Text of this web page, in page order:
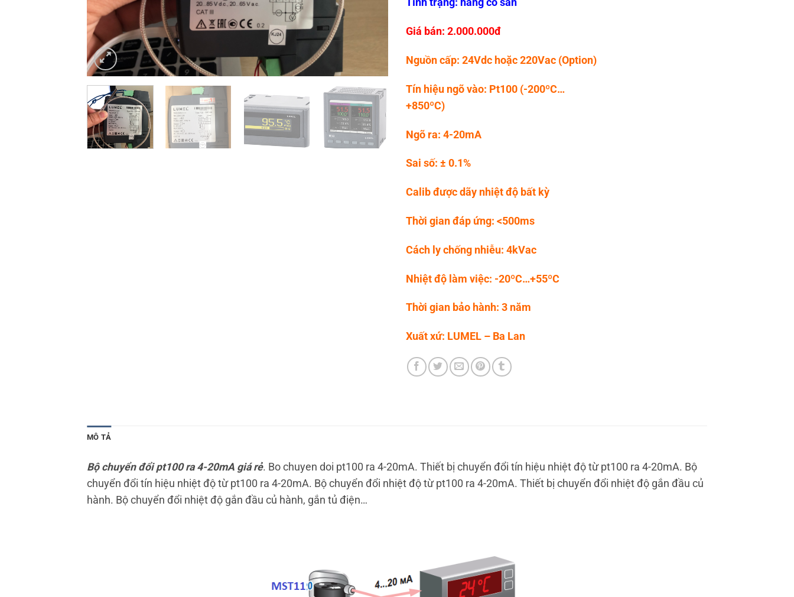
Tình trạng: hàng có sẵn
Giá bán: 2.000.000đ
Nguồn cấp: 24Vdc hoặc 220Vac (Option)
Tín hiệu ngõ vào: Pt100 (-200ºC…
+850ºC)
Ngõ ra: 4-20mA
Sai số: ± 0.1%
Calib được dãy nhiệt độ bất kỳ
Thời gian đáp ứng: <500ms
Cách ly chống nhiễu: 4kVac
Nhiệt độ làm việc: -20ºC…+55ºC
Thời gian bảo hành: 3 năm
Xuất xứ: LUMEL – Ba Lan
MÔ TẢ
Bộ chuyển đổi pt100 ra 4-20mA giá rẻ. Bo chuyen doi pt100 ra 4-20mA. Thiết bị chuyển đổi tín hiệu nhiệt độ từ pt100 ra 4-20mA. Bộ
chuyển đổi tín hiệu nhiệt độ từ pt100 ra 4-20mA. Bộ chuyển đổi nhiệt độ từ pt100 ra 4-20mA. Thiết bị chuyển đổi nhiệt độ gắn đầu củ
hành. Bộ chuyển đổi nhiệt độ gắn đầu củ hành, gắn tủ điện…